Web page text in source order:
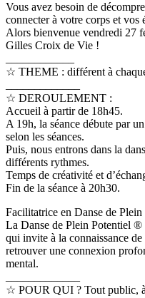
Vous avez besoin de
connecter à votre corps et vos
Alors bienvenue vendredi 27
Gilles Croix de Vie !
☆ THEME : différent à
☆ DEROULEMENT :
Accueil à partir de 18h45.
A 19h, la séance débute par
selon les séances.
Puis, nous entrons dans la
différents rythmes.
Temps de créativité et
Fin de la séance à 20h30.
Facilitatrice en Danse de
La Danse de Plein Potentiel
qui invite à la connaissance
retrouver une connexion
mental.
☆ POUR QUI ? Tout public,